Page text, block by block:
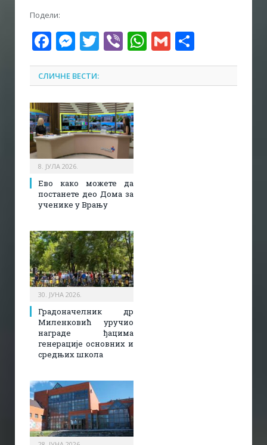
Подели:
Facebook
Messenger
Twitter
ViberWhatsApp
Gmail
СЛИЧНЕ ВЕСТИ:
8. ЈУЛА 2026.
Ево како можете да
постанете део Дома за
ученике у Врању
30. ЈУНА 2026.
Градоначелник др
Миленковић уручио
награде ђацима
генерације основних и
средњих школа